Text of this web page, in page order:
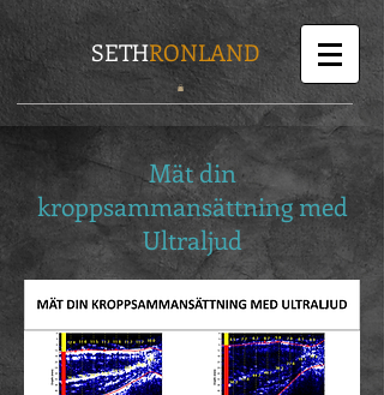
SETHRONLAND
Mät din
kroppsammansättning med
Ultraljud